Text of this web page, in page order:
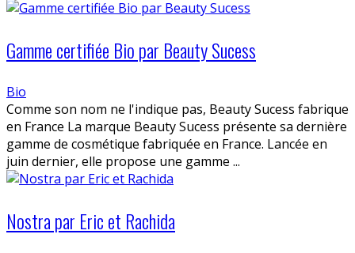
Gamme certifiée Bio par Beauty Sucess
Bio
Comme son nom ne l'indique pas, Beauty Sucess fabrique
en France La marque Beauty Sucess présente sa dernière
gamme de cosmétique fabriquée en France. Lancée en
juin dernier, elle propose une gamme ...
Nostra par Eric et Rachida